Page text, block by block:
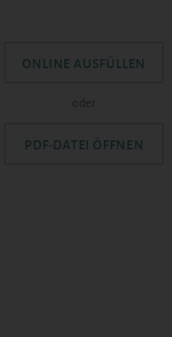
ONLINE AUSFÜLLEN
oder
PDF-DATEI ÖFFNEN